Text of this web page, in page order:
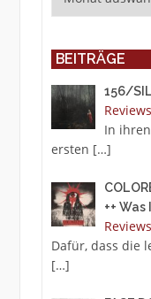
BEITRÄGE
156/
Reviews
In
ersten […]
++
Reviews
Dafür, dass die
[…]